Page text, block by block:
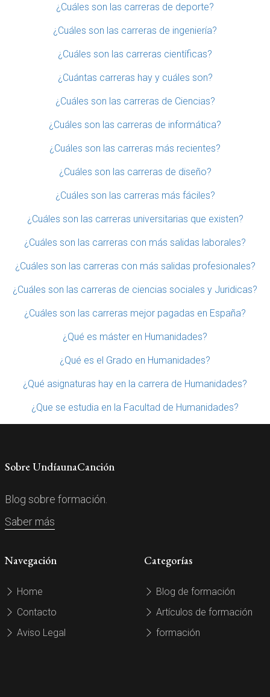
¿Cuáles son las carreras de deporte?
¿Cuáles son las carreras de ingeniería?
¿Cuáles son las carreras científicas?
¿Cuántas carreras hay y cuáles son?
¿Cuáles son las carreras de Ciencias?
¿Cuáles son las carreras de informática?
¿Cuáles son las carreras más recientes?
¿Cuáles son las carreras de diseño?
¿Cuáles son las carreras más fáciles?
¿Cuáles son las carreras universitarias que existen?
¿Cuáles son las carreras con más salidas laborales?
¿Cuáles son las carreras con más salidas profesionales?
¿Cuáles son las carreras de ciencias sociales y Juridicas?
¿Cuáles son las carreras mejor pagadas en España?
¿Qué es máster en Humanidades?
¿Qué es el Grado en Humanidades?
¿Qué asignaturas hay en la carrera de Humanidades?
¿Que se estudia en la Facultad de Humanidades?
Sobre UndíaunaCanción
Blog sobre formación.
Saber más
Navegación
Home
Contacto
Aviso Legal
Categorías
Blog de formación
Artículos de formación
formación